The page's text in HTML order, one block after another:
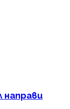
направи